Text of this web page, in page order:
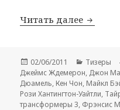
Читать далее Новый
Опубликовано
02/06/2011 Рубрики
Тизеры
Джеймс Ждемерон, Джон
Дюамель, Кен Чон, Майкл
Рози Хантингтон-Уайтли,
трансформеры 3, Фрэнсис